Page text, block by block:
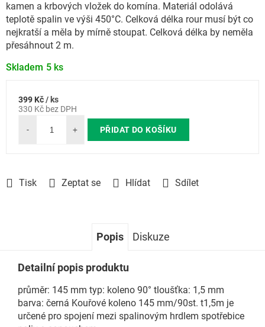
Skladem 5 ks
kamen a krbových vložek do komína. Materiál odolává
teplotě spalin ve výši 450°C. Celková délka rour musí být co
nejkratší a měla by mírně stoupat. Celková délka by neměla
přesáhnout 2 m.
Tisk Zeptat se Hlídat Sdílet
399 Kč/ ks
330 Kč bez DPH
Měrná
PŘIDAT DO KOŠÍKU
Popis Diskuze
Detailní popis produktu
průměr: 145 mm typ: koleno 90° tloušťka: 1,5 mm
barva: černá Kouřové koleno 145 mm/90st. t1,5m je
určené pro spojení mezi spalinovým hrdlem spotřebice